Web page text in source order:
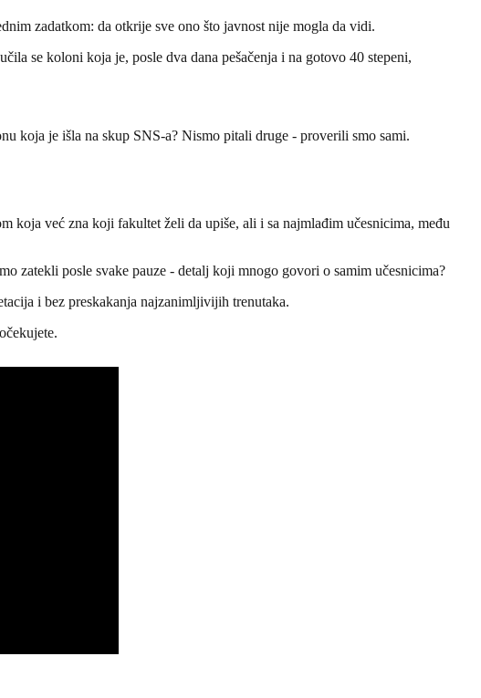
zadatkom: da otkrije sve ono što javnost nije mogla da vidi.
se koloni koja je, posle dva dana pešačenja i na gotovo 40 stepeni,
koja je išla na skup SNS-a? Nismo pitali druge - proverili smo sami.
koja već zna koji fakultet želi da upiše, ali i sa najmlađim učesnicima, među
zatekli posle svake pauze - detalj koji mnogo govori o samim učesnicima?
i bez preskakanja najzanimljivijih trenutaka.